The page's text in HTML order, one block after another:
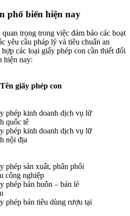
phổ biến hiện nay
trọng trong việc đảm bảo các hoạt
yêu cầu pháp lý và tiêu chuẩn an
các loại giấy phép con cần thiết đối
hiện nay:
Tên giấy phép con
phép kinh doanh dịch vụ lữ
quốc tế
phép kinh doanh dịch vụ lữ
nội địa
phép sản xuất, phân phối
công nghiệp
phép bán buôn – bán lẻ
phép bán tiêu dùng rượu tại